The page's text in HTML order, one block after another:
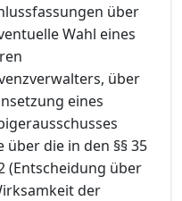
über
Wahl eines
über
eines
über die in den §§ 35
(Entscheidung über
der